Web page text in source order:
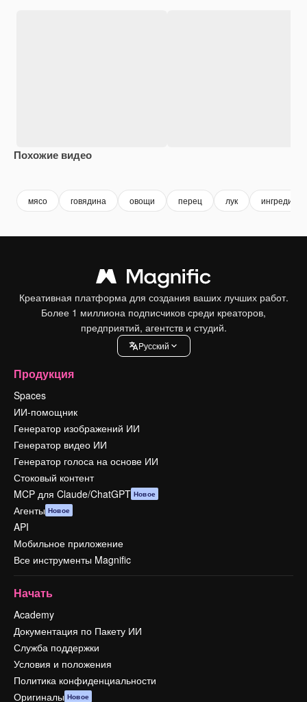
Похожие видео
мясо говядина овощи перец лук
Креативная платформа для создания ваших лучших работ.
Более 1 миллиона подписчиков среди креаторов,
предприятий, агентств и студий.
Pусский
Продукция
Spaces
ИИ-помощник
Генератор изображений ИИ
Генератор видео ИИ
Генератор голоса на основе ИИ
Стоковый контент
MCP для Claude/ChatGPT Новое
Агенты Новое
API
Мобильное приложение
Все инструменты Magnific
Начать
Academy
Документация по Пакету ИИ
Служба поддержки
Условия и положения
Политика конфиденциальности
Оригиналы Новое